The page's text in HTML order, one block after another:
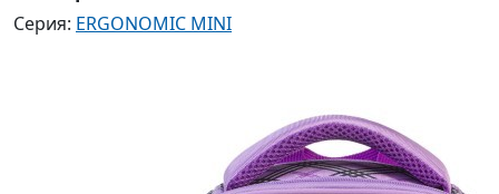
Серия: ERGONOMIC MINI